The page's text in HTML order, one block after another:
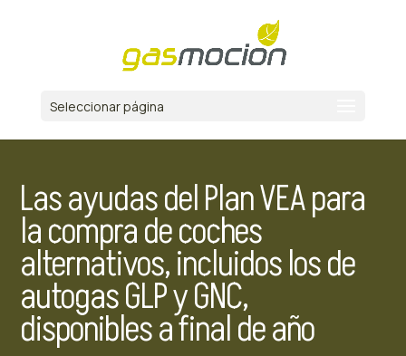
Seleccionar página
Las ayudas del Plan VEA para
la compra de coches
alternativos, incluidos los de
autogas GLP y GNC,
disponibles a final de año